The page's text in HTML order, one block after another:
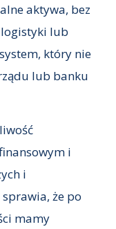
aktywa, bez
logistyki lub
który nie
lub banku
i
i
że po
mamy